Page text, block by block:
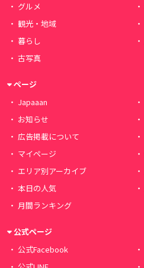
グルメ
観光・地域
暮らし
古写真
ページ
Japaaan
お知らせ
広告掲載について
マイページ
エリア別アーカイブ
本日の人気
月間ランキング
公式ページ
公式Facebook